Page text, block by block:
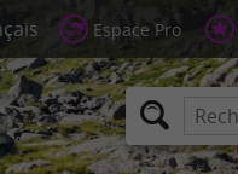
Espace Pro